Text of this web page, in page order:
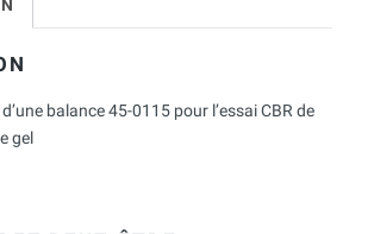
balance 45-0115 pour l’essai CBR de
gel